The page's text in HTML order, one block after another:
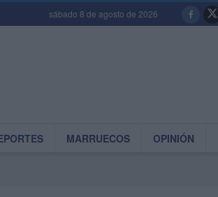
sábado 8 de agosto de 2026
MARRUECOS OPINIÓN